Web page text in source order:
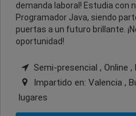
demanda laboral! Estudia con
Programador Java, siendo
puertas a un futuro brillante.
oportunidad!
Semi-presencial , Online ,
Impartido en: Valencia ,
lugares